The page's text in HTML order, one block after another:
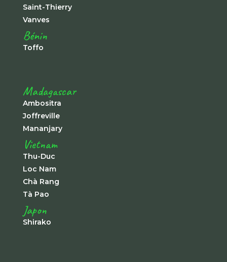
Saint-Thierry
Vanves
Bénin
Toffo
Madagascar
Ambositra
Joffreville
Mananjary
Vietnam
Thu-Duc
Loc Nam
Chà Rang
Tà Pao
Japon
Shirako